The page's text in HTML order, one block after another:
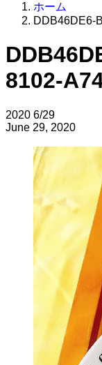
ホーム
DDB46DE6-
8102-
2020 6/29
June 29, 2020